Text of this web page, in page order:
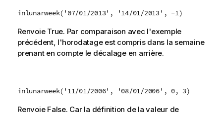
inlunarweek('07/01/2013', '14/01/2013', -1)
Renvoie True. Par comparaison avec l'exemple
précédent, l'horodatage est compris dans la semaine
prenant en compte le décalage en arrière.
inlunarweek('11/01/2006', '08/01/2006', 0, 3)
Renvoie False. Car la définition de la valeur de